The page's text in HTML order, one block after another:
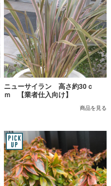
ニューサイラン 高さ約30ｃ
ｍ 【業者仕入向け】
商品を見る